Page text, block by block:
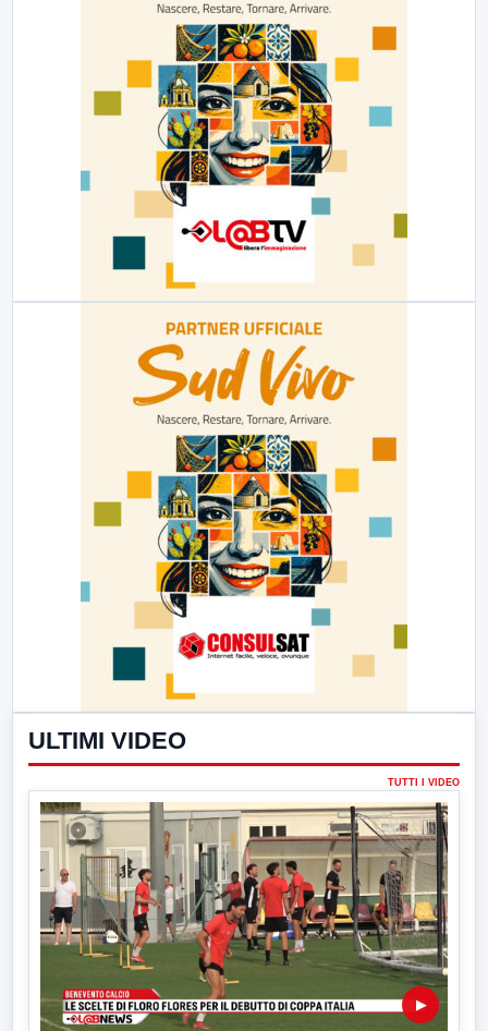
ULTIMI VIDEO
TUTTI I VIDEO
▶